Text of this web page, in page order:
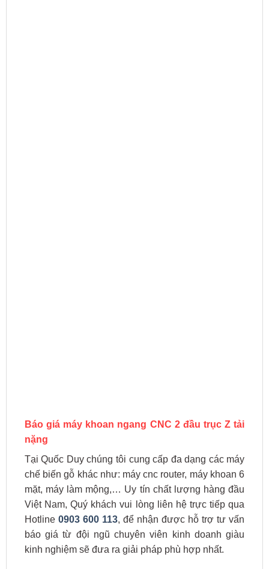
Báo giá máy khoan ngang CNC 2 đầu trục Z tải
nặng
Tại Quốc Duy chúng tôi cung cấp đa dạng các máy
chế biến gỗ khác như: máy cnc router, máy khoan 6
mặt, máy làm mộng,… Uy tín chất lượng hàng đầu
Việt Nam, Quý khách vui lòng liên hệ trực tiếp qua
Hotline 0903 600 113, để nhận được hỗ trợ tư vấn
báo giá từ đội ngũ chuyên viên kinh doanh giàu
kinh nghiệm sẽ đưa ra giải pháp phù hợp nhất.